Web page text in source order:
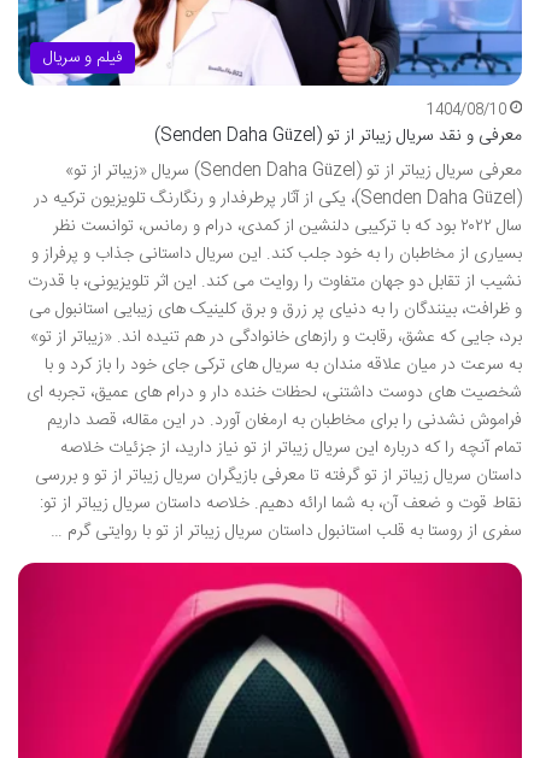
فیلم و سریال
1404/08/10
معرفی و نقد سریال زیباتر از تو (Senden Daha Güzel)
معرفی سریال زیباتر از تو (Senden Daha Güzel) سریال «زیباتر از تو»
(Senden Daha Güzel)، یکی از آثار پرطرفدار و رنگارنگ تلویزیون ترکیه در
سال ۲۰۲۲ بود که با ترکیبی دلنشین از کمدی، درام و رمانس، توانست نظر
بسیاری از مخاطبان را به خود جلب کند. این سریال داستانی جذاب و پرفراز و
نشیب از تقابل دو جهان متفاوت را روایت می کند. این اثر تلویزیونی، با قدرت
و ظرافت، بینندگان را به دنیای پر زرق و برق کلینیک های زیبایی استانبول می
برد، جایی که عشق، رقابت و رازهای خانوادگی در هم تنیده اند. «زیباتر از تو»
به سرعت در میان علاقه مندان به سریال های ترکی جای خود را باز کرد و با
شخصیت های دوست داشتنی، لحظات خنده دار و درام های عمیق، تجربه ای
فراموش نشدنی را برای مخاطبان به ارمغان آورد. در این مقاله، قصد داریم
تمام آنچه را که درباره این سریال زیباتر از تو نیاز دارید، از جزئیات خلاصه
داستان سریال زیباتر از تو گرفته تا معرفی بازیگران سریال زیباتر از تو و بررسی
نقاط قوت و ضعف آن، به شما ارائه دهیم. خلاصه داستان سریال زیباتر از تو:
سفری از روستا به قلب استانبول داستان سریال زیباتر از تو با روایتی گرم …